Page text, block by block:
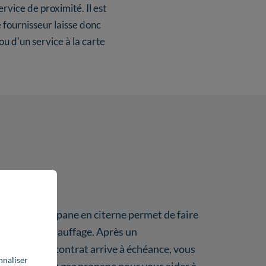
de proximité. Il est
fournisseur laisse donc
d'un service à la carte
de gaz propane en citerne permet de faire
de chauffage. Après un
votre contrat arrive à échéance, vous